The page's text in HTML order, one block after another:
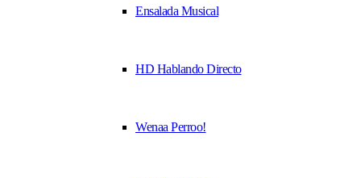
Ensalada Musical
HD Hablando Directo
Wenaa Perroo!